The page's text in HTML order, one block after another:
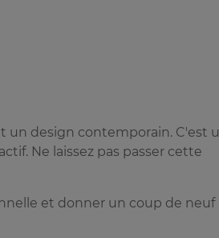
un design contemporain. C'est
Ne laissez pas passer cette
et donner un coup de neuf